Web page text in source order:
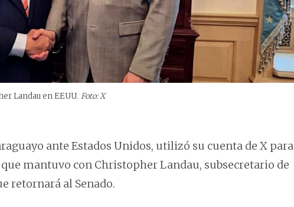
Landau en EEUU. Foto: X
ante Estados Unidos, utilizó su cuenta de X para
mantuvo con Christopher Landau, subsecretario de
retornará al Senado.